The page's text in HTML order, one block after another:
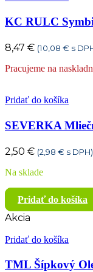
KC RULC
8,47 € (10,08 € s
Pracujeme na
Pridať do košíka
SEVERKA
2,50 € (2,98 € s DPH)
Na sklade
Pridať do košíka
Akcia
Pridať do košíka
TML Šípkový